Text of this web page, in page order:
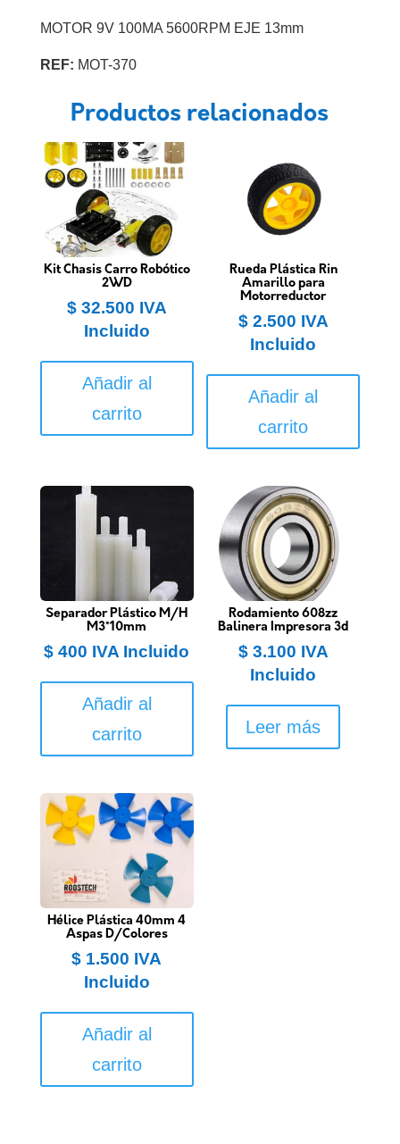
MOTOR 9V 100MA 5600RPM EJE 13mm
REF: MOT-370
Productos relacionados
Kit Chasis Carro Robótico
2WD
$32.500 IVA
Incluido
Añadir al
carrito
Rueda Plástica Rin
Amarillo para
Motorreductor
$2.500 IVA
Incluido
Añadir al
carrito
Separador Plástico M/H
M3*10mm
$ 400 IVA Incluido
Añadir al
carrito
Rodamiento 608zz
Balinera Impresora 3d
$3.100 IVA
Incluido
Leer más
Hélice Plástica 40mm 4
Aspas D/Colores
$ 1.500 IVA
Incluido
Añadir al
carrito